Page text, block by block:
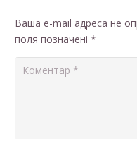
Ваша e-mail адреса не
поля позначені *